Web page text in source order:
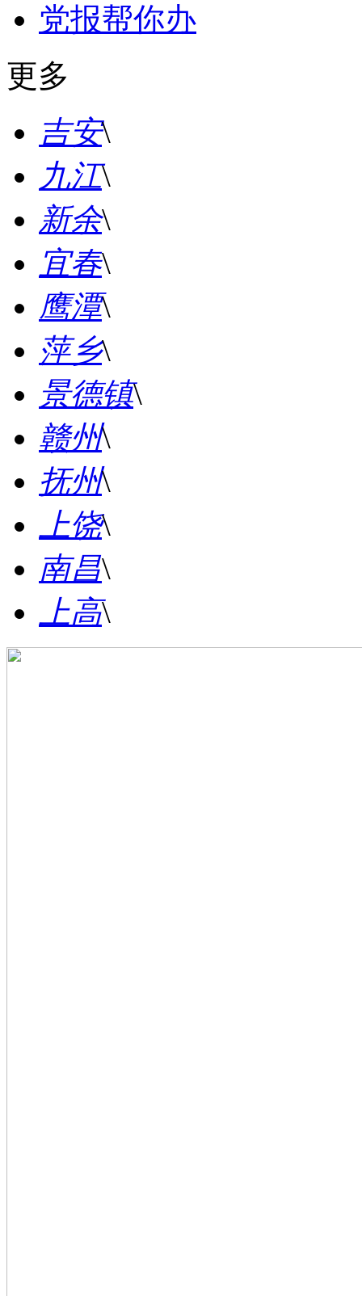
党报帮你办
更多
吉安\
九江\
新余\
宜春\
鹰潭\
萍乡\
景德镇\
赣州\
抚州\
上饶\
南昌\
上高\